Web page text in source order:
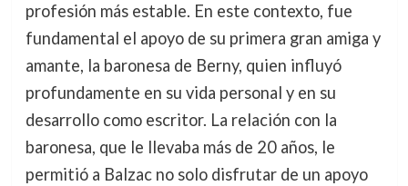
profesión más estable. En este contexto, fue
fundamental el apoyo de su primera gran amiga y
amante, la baronesa de Berny, quien influyó
profundamente en su vida personal y en su
desarrollo como escritor. La relación con la
baronesa, que le llevaba más de 20 años, le
permitió a Balzac no solo disfrutar de un apoyo